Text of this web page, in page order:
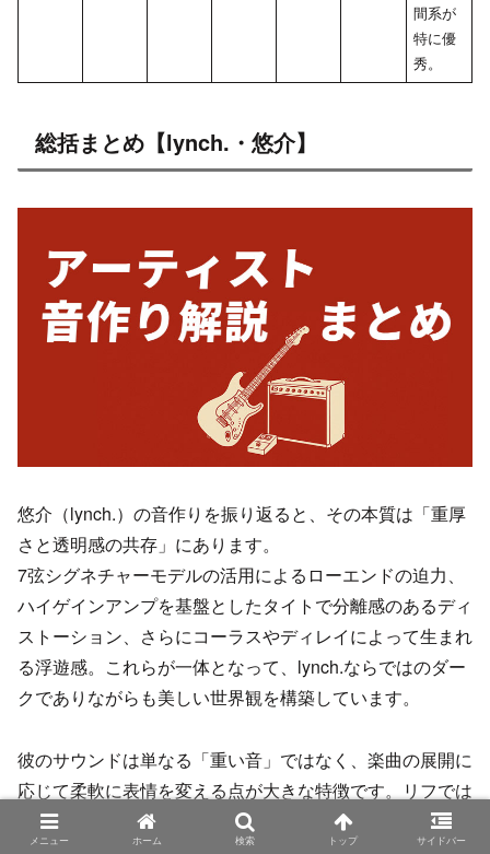
間系が
特に優
秀。
総括まとめ【lynch.・悠介】
悠介（lynch.）の音作りを振り返ると、その本質は「重厚
さと透明感の共存」にあります。
7弦シグネチャーモデルの活用によるローエンドの迫力、
ハイゲインアンプを基盤としたタイトで分離感のあるディ
ストーション、さらにコーラスやディレイによって生まれ
る浮遊感。これらが一体となって、lynch.ならではのダー
クでありながらも美しい世界観を構築しています。
彼のサウンドは単なる「重い音」ではなく、楽曲の展開に
応じて柔軟に表情を変える点が大きな特徴です。リフでは
鋭さと圧を兼ね備えたアタックを強調し、クリーンパート
メニュー ホーム 検索 トップ サイドバー